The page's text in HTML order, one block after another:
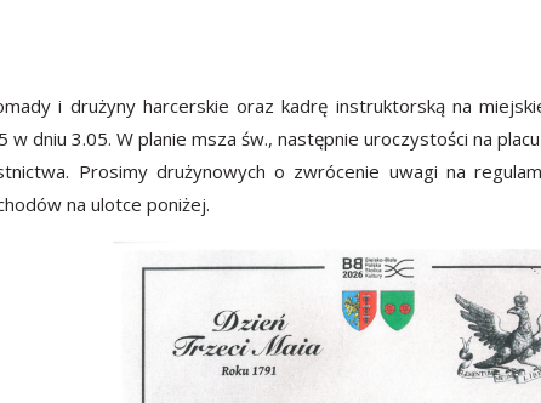
i drużyny harcerskie oraz kadrę instruktorską na
w dniu 3.05. W planie msza św., następnie uroczystości na
Prosimy drużynowych o zwrócenie uwagi na
na ulotce poniżej.